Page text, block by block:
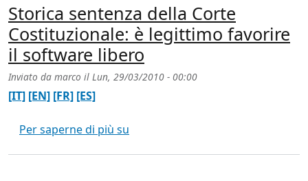
Storica sentenza della Corte
Costituzionale: è legittimo favorire
il software libero
Inviato da marco il Lun, 29/03/2010 - 00:00
[IT] [EN] [FR] [ES]
Per saperne di più su